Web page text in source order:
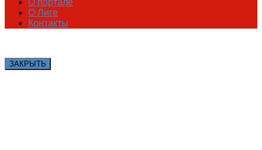
О Лиге
Контакты
ЗАКРЫТЬ